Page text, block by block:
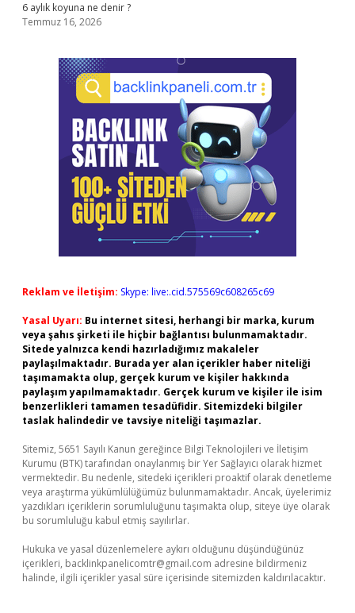
6 aylık koyuna ne denir ?
Temmuz 16, 2026
Reklam ve İletişim: Skype: live:.cid.575569c608265c69
Yasal Uyarı: Bu internet sitesi, herhangi bir marka, kurum
veya şahıs şirketi ile hiçbir bağlantısı bulunmamaktadır.
Sitede yalnızca kendi hazırladığımız makaleler
paylaşılmaktadır. Burada yer alan içerikler haber niteliği
taşımamakta olup, gerçek kurum ve kişiler hakkında
paylaşım yapılmamaktadır. Gerçek kurum ve kişiler ile isim
benzerlikleri tamamen tesadüfidir. Sitemizdeki bilgiler
taslak halindedir ve tavsiye niteliği taşımazlar.
Sitemiz, 5651 Sayılı Kanun gereğince Bilgi Teknolojileri ve İletişim
Kurumu (BTK) tarafından onaylanmış bir Yer Sağlayıcı olarak hizmet
vermektedir. Bu nedenle, sitedeki içerikleri proaktif olarak denetleme
veya araştırma yükümlülüğümüz bulunmamaktadır. Ancak, üyelerimiz
yazdıkları içeriklerin sorumluluğunu taşımakta olup, siteye üye olarak
bu sorumluluğu kabul etmiş sayılırlar.
Hukuka ve yasal düzenlemelere aykırı olduğunu düşündüğünüz
içerikleri, backlinkpanelicomtr@gmail.com adresine bildirmeniz
halinde, ilgili içerikler yasal süre içerisinde sitemizden kaldırılacaktır.